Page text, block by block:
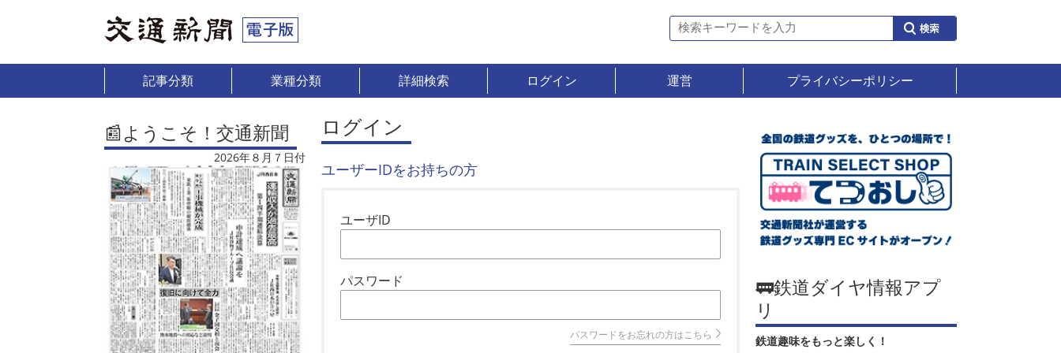
記事分類 業種分類 詳細検索 ログイン 運営 プライバシーポリシー
📰ようこそ！交通新聞
2026年８月７日付
ログイン
ユーザーIDをお持ちの方
ユーザID
パスワード
パスワードをお忘れの方はこちら
🚃鉄道ダイヤ情報アプ
リ
鉄道趣味をもっと楽しく！